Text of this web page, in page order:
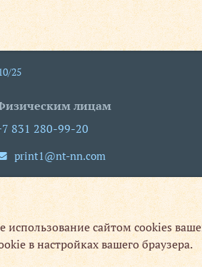
сайтом cookies
в настройках вашего браузера.
25
лицам
831 280-99-20
print1@nt-nn.com
пн-пт 08:30-19:30
вс выходной